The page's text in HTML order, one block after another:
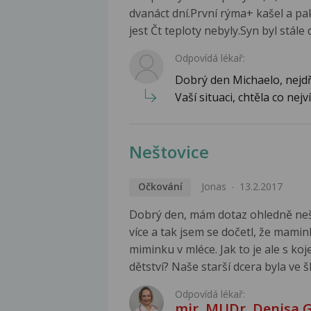
dvanáct dní.První rýma+ kašel a
jest Čt teploty nebyly.Syn byl stále
Odpovídá lékař:
Dobrý den Michaelo,
Vaší situaci, chtěla co
Neštovice
Očkování Jonas 13.2.2017
Dobrý den, mám dotaz ohledně
více a tak jsem se dočetl, že
miminku v mléce. Jak to je ale s
dětství? Naše starší dcera byla ve
Odpovídá lékař: